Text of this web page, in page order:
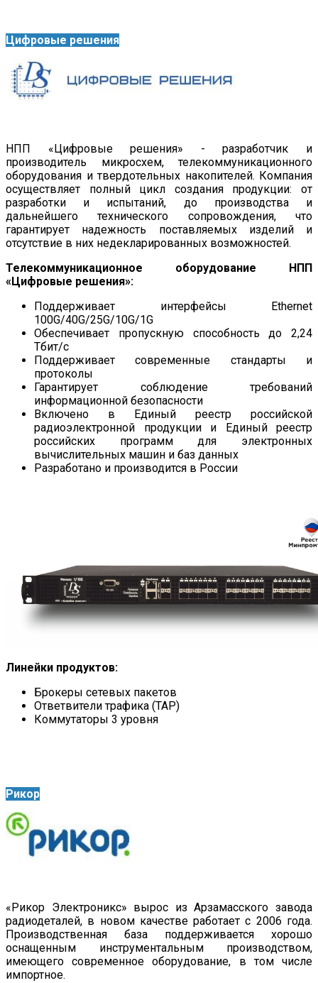
Цифровые решения
НПП «Цифровые решения» - разработчик и
производитель микросхем, телекоммуникационного
оборудования и твердотельных накопителей. Компания
осуществляет полный цикл создания продукции: от
разработки и испытаний, до производства и
дальнейшего технического сопровождения, что
гарантирует надежность поставляемых изделий и
отсутствие в них недекларированных возможностей.
Телекоммуникационное оборудование НПП
«Цифровые решения»:
Поддерживает интерфейсы Ethernet
100G/40G/25G/10G/1G
Обеспечивает пропускную способность до 2,24
Тбит/с
Поддерживает современные стандарты и
протоколы
Гарантирует соблюдение требований
информационной безопасности
Включено в Единый реестр российской
радиоэлектронной продукции и Единый реестр
российских программ для электронных
вычислительных машин и баз данных
Разработано и производится в России
Линейки продуктов:
Брокеры сетевых пакетов
Ответвители трафика (TAP)
Коммутаторы 3 уровня
Рикор
«Рикор Электроникс» вырос из Арзамасского завода
радиодеталей, в новом качестве работает с 2006 года.
Производственная база поддерживается хорошо
оснащенным инструментальным производством,
имеющего современное оборудование, в том числе
импортное.